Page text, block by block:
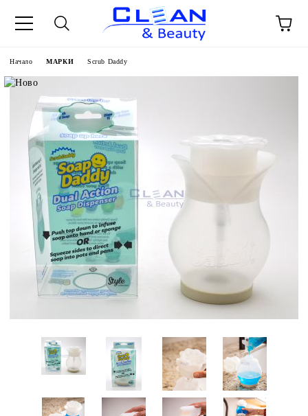
Начало МАРКИ Scrub Daddy